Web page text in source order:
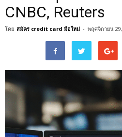
CNBC, Reuters
โดย สมัคร credit card มือใหม่ - พฤศจิกายน